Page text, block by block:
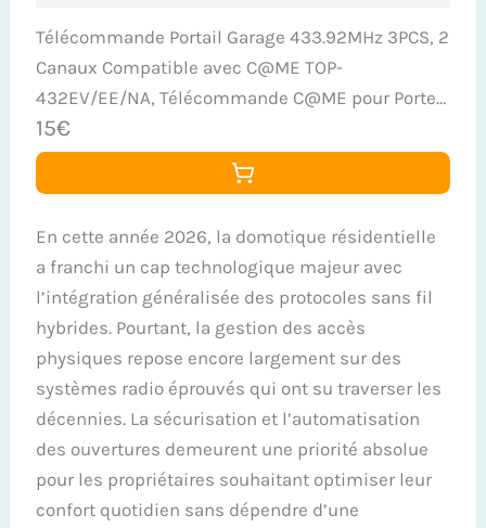
Télécommande Portail Garage 433.92MHz 3PCS, 2
Canaux Compatible avec C@ME TOP-
432EV/EE/NA, Télécommande C@ME pour Porte
de Garage et Portail
15€
En cette année 2026, la domotique résidentielle
a franchi un cap technologique majeur avec
l’intégration généralisée des protocoles sans fil
hybrides. Pourtant, la gestion des accès
physiques repose encore largement sur des
systèmes radio éprouvés qui ont su traverser les
décennies. La sécurisation et l’automatisation
des ouvertures demeurent une priorité absolue
pour les propriétaires souhaitant optimiser leur
confort quotidien sans dépendre d’une